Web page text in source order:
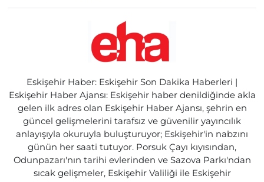
Eskişehir Haber: Eskişehir Son Dakika Haberleri |
Eskişehir Haber Ajansı: Eskişehir haber denildiğinde akla
gelen ilk adres olan Eskişehir Haber Ajansı, şehrin en
güncel gelişmelerini tarafsız ve güvenilir yayıncılık
anlayışıyla okuruyla buluşturuyor; Eskişehir'in nabzını
günün her saati tutuyor. Porsuk Çayı kıyısından,
Odunpazarı'nın tarihi evlerinden ve Sazova Parkı'ndan
sıcak gelişmeler, Eskişehir Valiliği ile Eskişehir